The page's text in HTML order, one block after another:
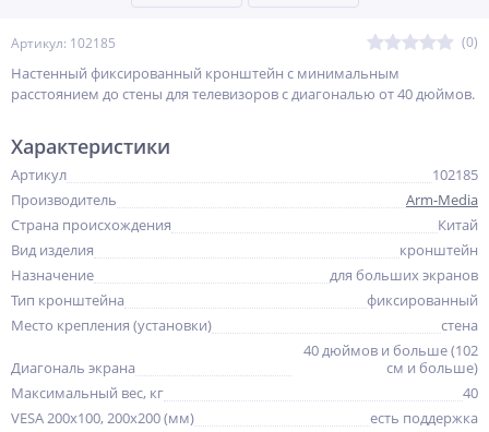
Артикул: 102185 (0)
Настенный фиксированный кронштейн с минимальным
расстоянием до стены для телевизоров с диагональю от 40 дюймов.
Характеристики
Артикул
102185
Производитель
Arm-Media
Страна происхождения
Китай
Вид изделия
кронштейн
Назначение
для больших экранов
Тип кронштейна
фиксированный
Место крепления (установки)
стена
Диагональ экрана
40 дюймов и больше (102
см и больше)
Максимальный вес, кг
40
VESA 200x100, 200x200 (мм)
есть поддержка